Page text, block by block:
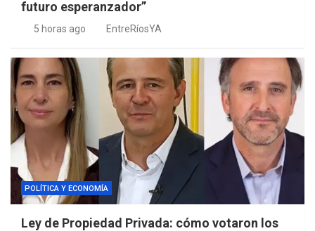
futuro esperanzador”
5 horas ago EntreRíosYA
POLÍTICA Y ECONOMÍA
Ley de Propiedad Privada: cómo votaron los